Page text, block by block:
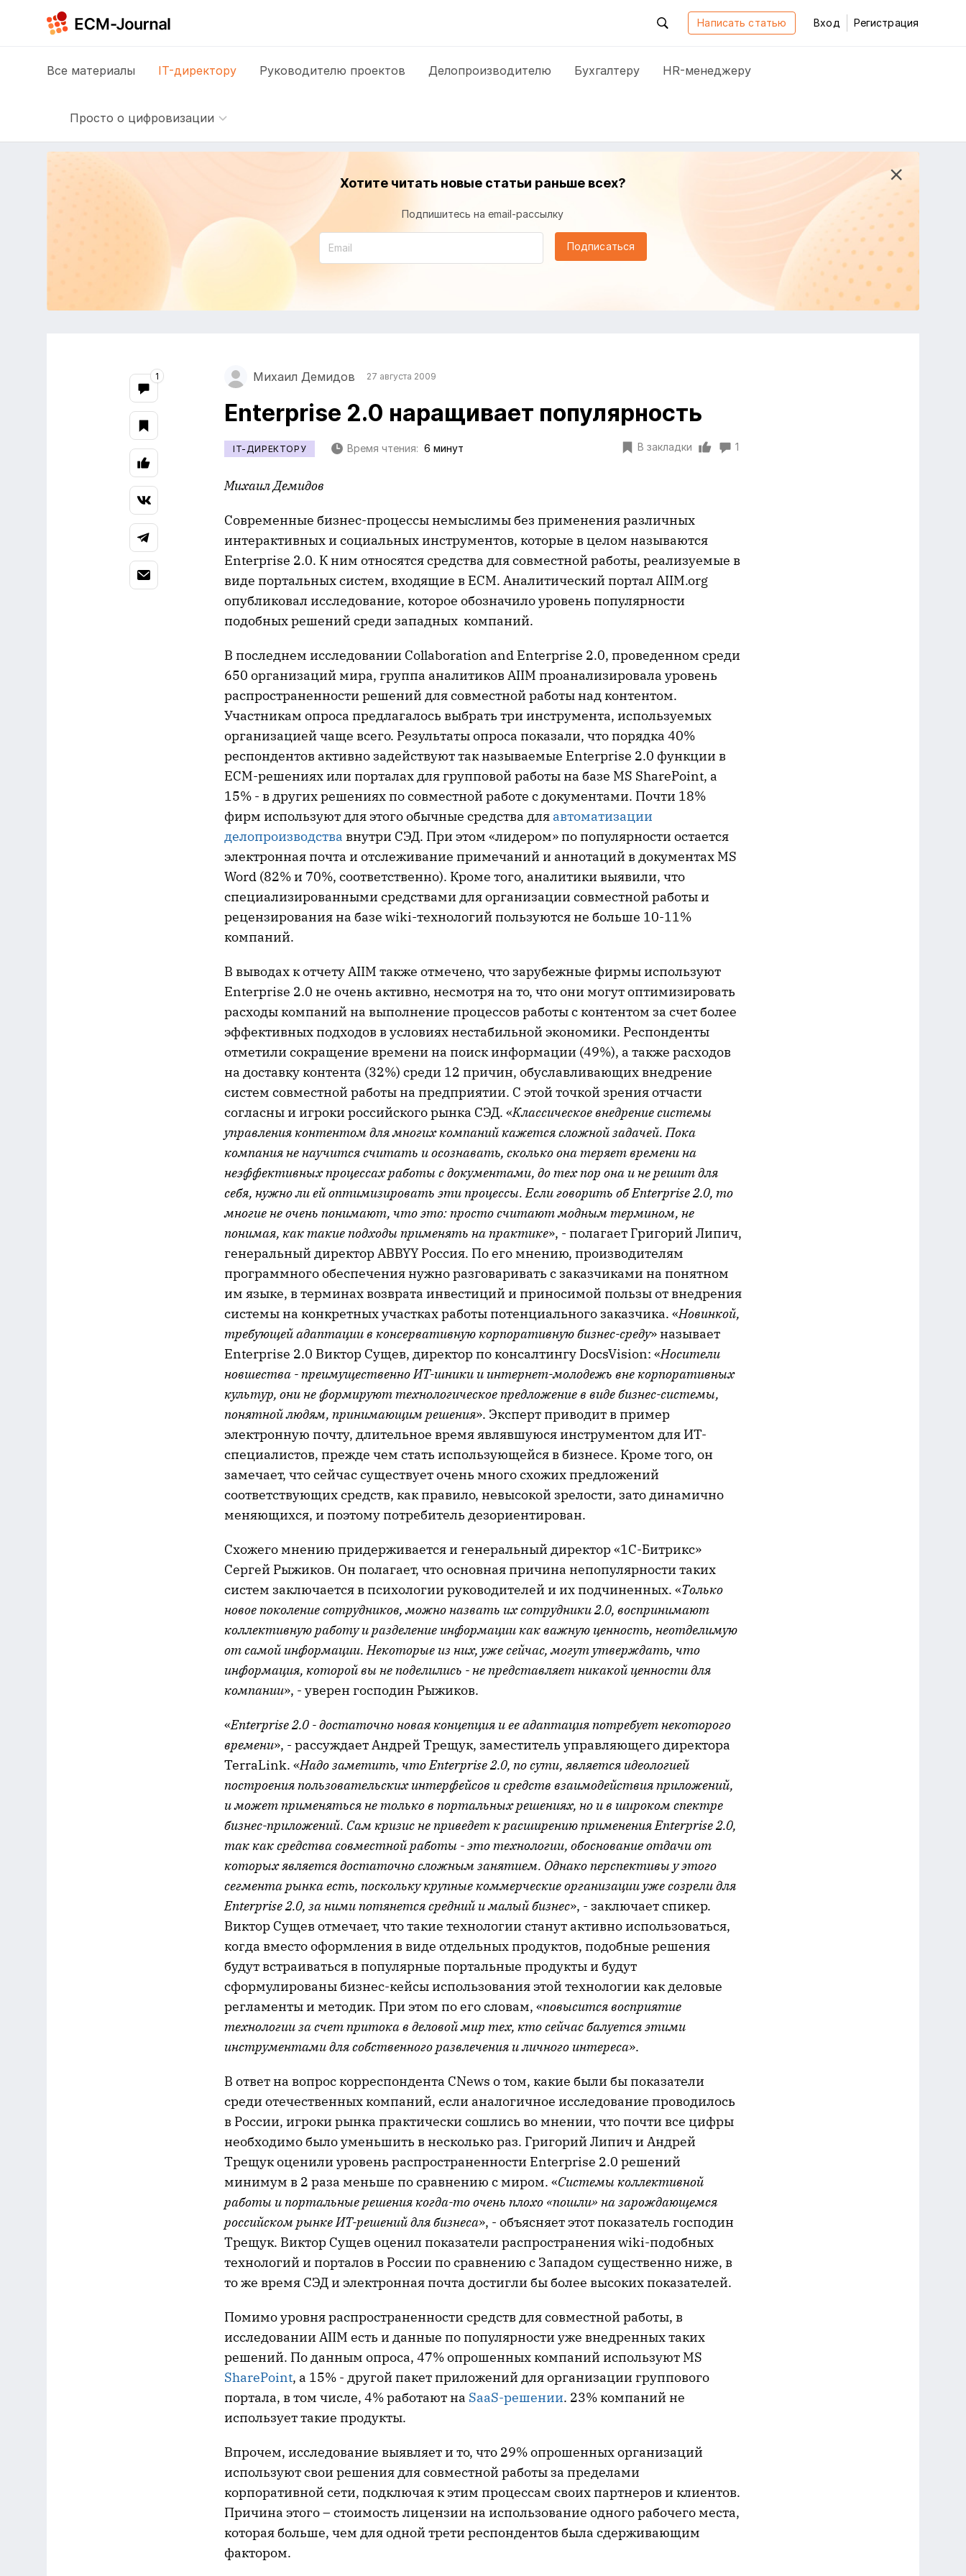
Написать статью Вход Регистрация
Все материалы IT-директору Руководителю проектов Делопроизводителю Бухгалтеру HR-менеджеру
Просто о цифровизации
Хотите читать новые статьи раньше всех?
Подпишитесь на email-рассылку
Подписаться
Михаил Демидов 27 августа 2009
Enterprise 2.0 наращивает популярность
IT-ДИРЕКТОРУ Время чтения: 6 минут В закладки 1
Михаил Демидов
Современные бизнес-процессы немыслимы без применения различных
интерактивных и социальных инструментов, которые в целом называются
Enterprise 2.0. К ним относятся средства для совместной работы, реализуемые в
виде портальных систем, входящие в ECM. Аналитический портал AIIM.org
опубликовал исследование, которое обозначило уровень популярности
подобных решений среди западных компаний.
В последнем исследовании Collaboration and Enterprise 2.0, проведенном среди
650 организаций мира, группа аналитиков AIIM проанализировала уровень
распространенности решений для совместной работы над контентом.
Участникам опроса предлагалось выбрать три инструмента, используемых
организацией чаще всего. Результаты опроса показали, что порядка 40%
респондентов активно задействуют так называемые Enterprise 2.0 функции в
ECM-решениях или порталах для групповой работы на базе MS SharePoint, а
15% - в других решениях по совместной работе с документами. Почти 18%
фирм используют для этого обычные средства для автоматизации
делопроизводства внутри СЭД. При этом «лидером» по популярности остается
электронная почта и отслеживание примечаний и аннотаций в документах MS
Word (82% и 70%, соответственно). Кроме того, аналитики выявили, что
специализированными средствами для организации совместной работы и
рецензирования на базе wiki-технологий пользуются не больше 10-11%
компаний.
В выводах к отчету AIIM также отмечено, что зарубежные фирмы используют
Enterprise 2.0 не очень активно, несмотря на то, что они могут оптимизировать
расходы компаний на выполнение процессов работы с контентом за счет более
эффективных подходов в условиях нестабильной экономики. Респонденты
отметили сокращение времени на поиск информации (49%), а также расходов
на доставку контента (32%) среди 12 причин, обуславливающих внедрение
систем совместной работы на предприятии. С этой точкой зрения отчасти
согласны и игроки российского рынка СЭД. «Классическое внедрение системы
управления контентом для многих компаний кажется сложной задачей. Пока
компания не научится считать и осознавать, сколько она теряет времени на
неэффективных процессах работы с документами, до тех пор она и не решит для
себя, нужно ли ей оптимизировать эти процессы. Если говорить об Enterprise 2.0, то
многие не очень понимают, что это: просто считают модным термином, не
понимая, как такие подходы применять на практике», - полагает Григорий Липич,
генеральный директор ABBYY Россия. По его мнению, производителям
программного обеспечения нужно разговаривать с заказчиками на понятном
им языке, в терминах возврата инвестиций и приносимой пользы от внедрения
системы на конкретных участках работы потенциального заказчика. «Новинкой,
требующей адаптации в консервативную корпоративную бизнес-среду» называет
Enterprise 2.0 Виктор Сущев, директор по консалтингу DocsVision: «Носители
новшества - преимущественно ИТ-шники и интернет-молодежь вне корпоративных
культур, они не формируют технологическое предложение в виде бизнес-системы,
понятной людям, принимающим решения». Эксперт приводит в пример
электронную почту, длительное время являвшуюся инструментом для ИТ-
специалистов, прежде чем стать использующейся в бизнесе. Кроме того, он
замечает, что сейчас существует очень много схожих предложений
соответствующих средств, как правило, невысокой зрелости, зато динамично
меняющихся, и поэтому потребитель дезориентирован.
Схожего мнению придерживается и генеральный директор «1C-Битрикс»
Сергей Рыжиков. Он полагает, что основная причина непопулярности таких
систем заключается в психологии руководителей и их подчиненных. «Только
новое поколение сотрудников, можно назвать их сотрудники 2.0, воспринимают
коллективную работу и разделение информации как важную ценность, неотделимую
от самой информации. Некоторые из них, уже сейчас, могут утверждать, что
информация, которой вы не поделились - не представляет никакой ценности для
компании», - уверен господин Рыжиков.
«Enterprise 2.0 - достаточно новая концепция и ее адаптация потребует некоторого
времени», - рассуждает Андрей Трещук, заместитель управляющего директора
TerraLink. «Надо заметить, что Enterprise 2.0, по сути, является идеологией
построения пользовательских интерфейсов и средств взаимодействия приложений,
и может применяться не только в портальных решениях, но и в широком спектре
бизнес-приложений. Сам кризис не приведет к расширению применения Enterprise 2.0,
так как средства совместной работы - это технологии, обоснование отдачи от
которых является достаточно сложным занятием. Однако перспективы у этого
сегмента рынка есть, поскольку крупные коммерческие организации уже созрели для
Enterprise 2.0, за ними потянется средний и малый бизнес», - заключает спикер.
Виктор Сущев отмечает, что такие технологии станут активно использоваться,
когда вместо оформления в виде отдельных продуктов, подобные решения
будут встраиваться в популярные портальные продукты и будут
сформулированы бизнес-кейсы использования этой технологии как деловые
регламенты и методик. При этом по его словам, «повысится восприятие
технологии за счет притока в деловой мир тех, кто сейчас балуется этими
инструментами для собственного развлечения и личного интереса».
В ответ на вопрос корреспондента CNews о том, какие были бы показатели
среди отечественных компаний, если аналогичное исследование проводилось
в России, игроки рынка практически сошлись во мнении, что почти все цифры
необходимо было уменьшить в несколько раз. Григорий Липич и Андрей
Трещук оценили уровень распространенности Enterprise 2.0 решений
минимум в 2 раза меньше по сравнению с миром. «Системы коллективной
работы и портальные решения когда-то очень плохо «пошли» на зарождающемся
российском рынке ИТ-решений для бизнеса», - объясняет этот показатель господин
Трещук. Виктор Сущев оценил показатели распространения wiki-подобных
технологий и порталов в России по сравнению с Западом существенно ниже, в
то же время СЭД и электронная почта достигли бы более высоких показателей.
Помимо уровня распространенности средств для совместной работы, в
исследовании AIIM есть и данные по популярности уже внедренных таких
решений. По данным опроса, 47% опрошенных компаний используют MS
SharePoint, а 15% - другой пакет приложений для организации группового
портала, в том числе, 4% работают на SaaS-решении. 23% компаний не
использует такие продукты.
Впрочем, исследование выявляет и то, что 29% опрошенных организаций
используют свои решения для совместной работы за пределами
корпоративной сети, подключая к этим процессам своих партнеров и клиентов.
Причина этого – стоимость лицензии на использование одного рабочего места,
которая больше, чем для одной трети респондентов была сдерживающим
фактором.
1